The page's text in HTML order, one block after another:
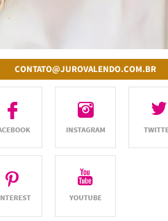
CONTATO@JUROVALENDO.COM.BR